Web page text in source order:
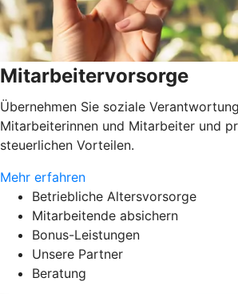
Mitarbeitervorsorge
Übernehmen Sie soziale
Mitarbeiterinnen und Mitarbeiter und
steuerlichen Vorteilen.
Mehr erfahren
Betriebliche Altersvorsorge
Mitarbeitende absichern
Bonus-Leistungen
Unsere Partner
Beratung